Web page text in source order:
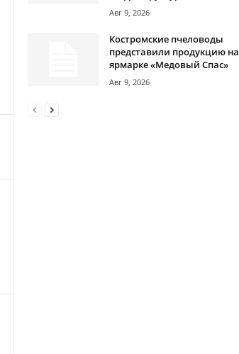
Авг 9, 2026
Костромские пчеловоды
представили продукцию на
ярмарке «Медовый Спас»
Авг 9, 2026